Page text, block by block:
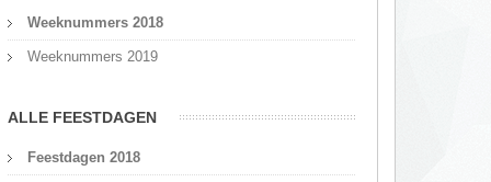
Weeknummers 2018
Weeknummers 2019
ALLE FEESTDAGEN
Feestdagen 2018